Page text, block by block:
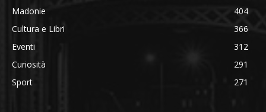
Madonie
404
Cultura e Libri
366
Eventi
312
Curiosità
291
Sport
271